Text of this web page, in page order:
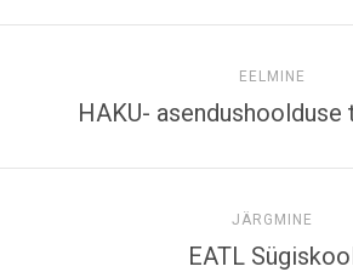
EELMINE
HAKU- asendushoolduse
JÄRGMINE
EATL